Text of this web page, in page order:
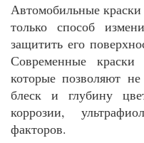
Автомобильные
только способ
защитить его
Современные
которые позволяют
блеск и глубину
коррозии,
факторов.